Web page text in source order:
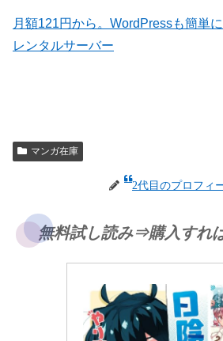
月額121円から。WordPressも簡単
レンタルサーバー
マンガ在庫
2代目のプロフィ
無料試し読み⇒購入すれ